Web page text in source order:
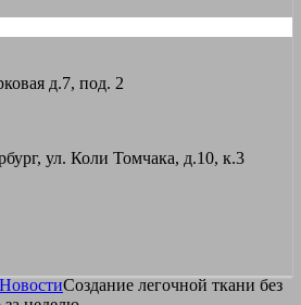
д.7, под. 2
ул. Коли Томчака, д.10, к.3
НовостиСоздание легочной ткани без